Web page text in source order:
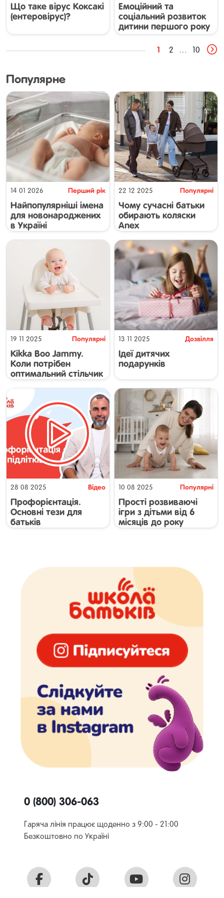
дошкільнят
Що таке вірус Коксакі
(ентеровірус)?
Емоційний та
соціальний розвиток
дитини першого року
життя
1 2 … 10
Популярне
14 01 2026
Перший рік
малюка
Найпопулярніші імена
для новонароджених
в Україні
22 12 2025 Популярні
Чому сучасні батьки
обирають коляски
Anex
19 11 2025 Популярні
Kikka Boo Jammy.
Коли потрібен
оптимальний стільчик
13 11 2025 Дозвілля
Ідеї дитячих
подарунків
28 08 2025
Відео
Профорієнтація.
Основні тези для
батьків
10 08 2025 Популярні
Прості розвиваючі
ігри з дітьми від 6
місяців до року
0 (800) 306-063
Гаряча лінія працює щоденно з 9:00 - 21:00
Безкоштовно по Україні